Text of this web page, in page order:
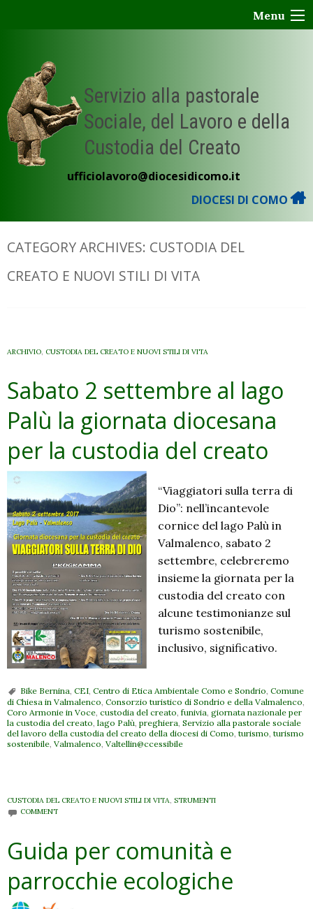
Menu
Servizio alla pastorale
Sociale, del Lavoro e della
Custodia del Creato
ufficiolavoro@diocesidicomo.it
DIOCESI DI COMO
CATEGORY ARCHIVES: CUSTODIA DEL
CREATO E NUOVI STILI DI VITA
ARCHIVIO, CUSTODIA DEL CREATO E NUOVI STILI DI VITA
Sabato 2 settembre al lago
Palù la giornata diocesana
per la custodia del creato
“Viaggiatori sulla terra di
Dio”: nell’incantevole
cornice del lago Palù in
Valmalenco, sabato 2
settembre, celebreremo
insieme la giornata per la
custodia del creato con
alcune testimonianze sul
turismo sostenibile,
inclusivo, significativo.
Bike Bernina CEI Centro di Etica Ambientale Como e Sondrio Comune
di Chiesa in Valmalenco Consorzio turistico di Sondrio e della Valmalenco
Coro Armonie in Voce custodia del creato funivia giornata nazionale per
la custodia del creato lago Palù preghiera Servizio alla pastorale sociale
del lavoro della custodia del creato della diocesi di Como turismo turismo
sostenibile Valmalenco Valtellin@ccessibile
CUSTODIA DEL CREATO E NUOVI STILI DI VITA STRUMENTI
COMMENT
Guida per comunità e
parrocchie ecologiche